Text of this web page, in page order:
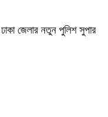
জেলার নতুন পুলিশ সুপার